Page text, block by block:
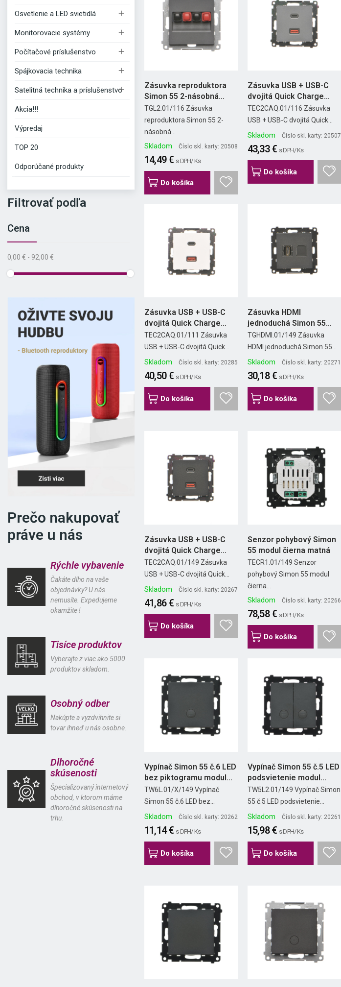
Osvetlenie a LED svietidlá 
Monitorovacie systémy 
Počítačové príslušenstvo 
Spájkovacia technika 
Satelitná technika a príslušenstvo

Akcia!!!
Výpredaj
TOP 20
Odporúčané produkty
Filtrovať podľa
Cena
0,00 € - 92,00 €
Prečo nakupovať
práve u nás
Rýchle vybavenie
Čakáte dlho na vaše
objednávky? U nás
nemusíte. Expedujeme
okamžite !
Tisíce produktov
Vyberajte z viac ako 5000
produktov skladom.
Osobný odber
Nakúpte a vyzdvihnite si
tovar ihneď u nás osobne.
Dlhoročné
skúsenosti
Špecializovaný internetový
obchod, v ktorom máme
dlhoročné skúsenosti na
trhu.
Zásuvka reproduktora
Simon 55 2-násobná
grafit...
TGL2.01/116 Zásuvka
reproduktora Simon 55 2-
násobná...
Skladom Číslo skl. karty: 20508
14,49 € s DPH/ Ks
Do košíka
Zásuvka USB + USB-C
dvojitá Quick Charge
30W...
TEC2CAQ.01/116 Zásuvka
USB + USB-C dvojitá Quick...
Skladom Číslo skl. karty: 20507
43,33 € s DPH/ Ks
Do košíka
Zásuvka USB + USB-C
dvojitá Quick Charge
30W...
TEC2CAQ.01/111 Zásuvka
USB + USB-C dvojitá Quick...
Skladom Číslo skl. karty: 20285
40,50 € s DPH/ Ks
Do košíka
Zásuvka HDMI
jednoduchá Simon 55
modul čierna...
TGHDMI.01/149 Zásuvka
HDMI jednoduchá Simon 55...
Skladom Číslo skl. karty: 20271
30,18 € s DPH/ Ks
Do košíka
Zásuvka USB + USB-C
dvojitá Quick Charge
30W...
TEC2CAQ.01/149 Zásuvka
USB + USB-C dvojitá Quick...
Skladom Číslo skl. karty: 20267
41,86 € s DPH/ Ks
Do košíka
Senzor pohybový Simon
55 modul čierna matná
TECR1.01/149 Senzor
pohybový Simon 55 modul
čierna...
Skladom Číslo skl. karty: 20266
78,58 € s DPH/ Ks
Do košíka
Vypínač Simon 55 č.6 LED
bez piktogramu modul...
TW6L.01/X/149 Vypínač
Simon 55 č.6 LED bez...
Skladom Číslo skl. karty: 20262
11,14 € s DPH/ Ks
Do košíka
Vypínač Simon 55 č.5 LED
podsvietenie modul...
TW5L2.01/149 Vypínač Simon
55 č.5 LED podsvietenie...
Skladom Číslo skl. karty: 20261
15,98 € s DPH/ Ks
Do košíka